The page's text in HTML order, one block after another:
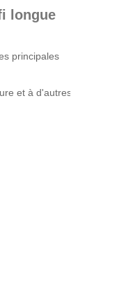
longue
principales
et à d'autres